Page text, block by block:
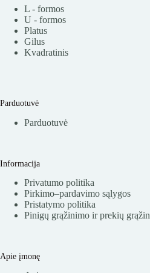
L - formos
U - formos
Platus
Gilus
Kvadratinis
Parduotuvė
Parduotuvė
Informacija
Privatumo politika
Pirkimo–pardavimo sąlygos
Pristatymo politika
Pinigų grąžinimo ir prekių
Apie įmonę